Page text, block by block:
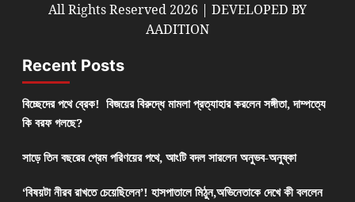
All Rights Reserved 2026 | DEVELOPED BY
AADITION
Recent Posts
বিচ্ছেদের পথে ব্রেক! বিজয়ের বিরুদ্ধে মামলা প্রত্যাহার করলেন সঙ্গীতা, দাম্পত্যে
কি বরফ গলছে?
সাড়ে তিন বছরের প্রেম পরিণয়ের পথে, আংটি বদল সারলেন অনুভব-অনুষ্কা
‘বিষয়টা নীরব রাখতে চেয়েছিলেন’! হাসপাতালে মিঠুন,অভিনেতাকে দেখে কী বললেন